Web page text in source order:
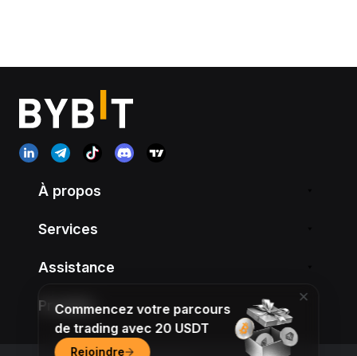
À propos
Services
Assistance
Produits
Commencez votre parcours
de trading avec 20 USDT
Rejoindre